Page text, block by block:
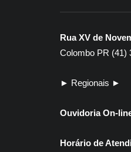
Rua XV de
Colombo PR (41)
► Regionais ►
Ouvidoria On-
Horário de